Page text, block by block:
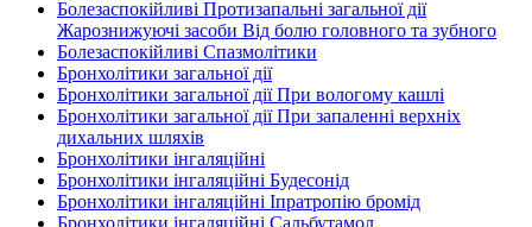
Болезаспокійливі Протизапальні загальної дії
Жарознижуючі засоби Від болю головного та зубного
Болезаспокійливі Спазмолітики
Бронхолітики загальної дії
Бронхолітики загальної дії При вологому кашлі
Бронхолітики загальної дії При запаленні верхніх
дихальних шляхів
Бронхолітики інгаляційні
Бронхолітики інгаляційні Будесонід
Бронхолітики інгаляційні Іпратропію бромід
Бронхолітики інгаляційні Сальбутамол